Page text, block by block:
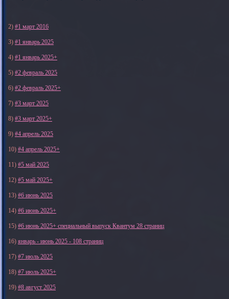
2) #1 март 2016
3) #1 январь 2025
4) #1 январь 2025+
5) #2 февраль 2025
6) #2 февраль 2025+
7) #3 март 2025
8) #3 март 2025+
9) #4 апрель 2025
10) #4 апрель 2025+
11) #5 май 2025
12) #5 май 2025+
13) #6 июнь 2025
14) #6 июнь 2025+
15) #6 июнь 2025+ специальный выпуск Квантум 28 страниц
16) январь - июнь 2025 - 108 страниц
17) #7 июль 2025
18) #7 июль 2025+
19) #8 август 2025